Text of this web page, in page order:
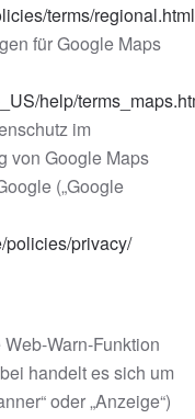
terms/regional.html
für Google Maps
help/
im
von Google Maps
(„Google
policies/privacy/
Warn-Funktion
handelt es sich um
oder „Anzeige“)